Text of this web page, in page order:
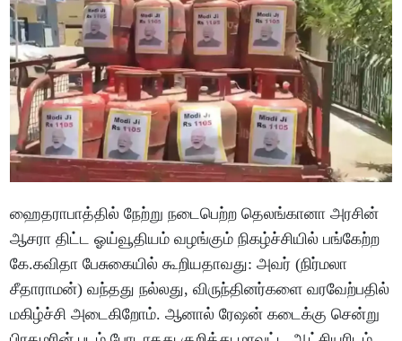
ஹைதராபாத்தில் நேற்று நடைபெற்ற தெலங்கானா அரசின்
ஆசரா திட்ட ஓய்வூதியம் வழங்கும் நிகழ்ச்சியில் பங்கேற்ற
கே.கவிதா பேசுகையில் கூறியதாவது: அவர் (நிர்மலா
சீதாராமன்) வந்தது நல்லது, விருந்தினர்களை வரவேற்பதில்
மகிழ்ச்சி அடைகிறோம். ஆனால் ரேஷன் கடைக்கு சென்று